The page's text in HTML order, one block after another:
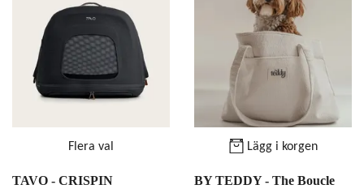
Flera val
TAVO - CRISPIN
Lägg i korgen
BY TEDDY - The Boucle